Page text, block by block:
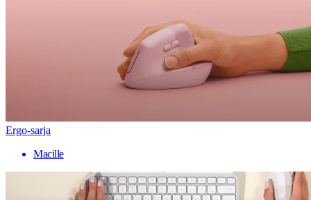
Ergo-sarja
Macille